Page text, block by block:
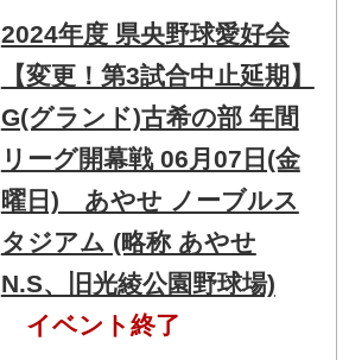
2024年度 県央野球愛好会
【変更！第3試合中止延期】
G(グランド)古希の部 年間
リーグ開幕戦 06月07日(金
曜日) あやせ ノーブルス
タジアム (略称 あやせ
N.S、旧光綾公園野球場)
イベント終了